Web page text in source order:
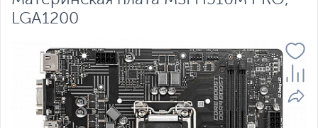
LGA1200